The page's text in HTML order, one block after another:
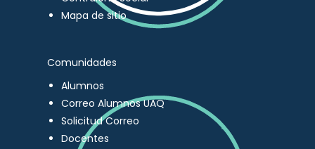
Mapa de sitio
Comunidades
Alumnos
Correo Alumnos UAQ
Solicitud Correo
Docentes